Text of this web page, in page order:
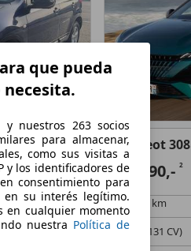
Tekna 4x4 Peugeot 308
€ 6.590,- 2
121.310 km
96 kW (131 CV)
que pueda
y nuestros 263 socios
para almacenar,
como sus visitas a
y los identificadores de
consentimiento para
en su interés legítimo.
en cualquier momento
nuestra Política de